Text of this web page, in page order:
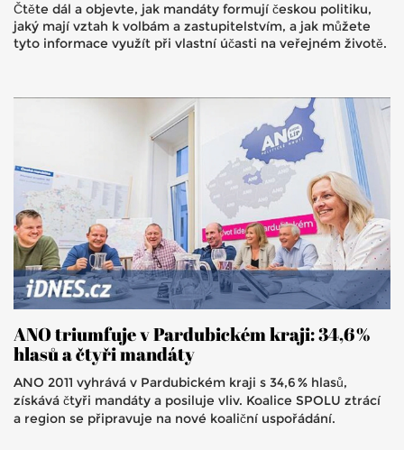
Čtěte dál a objevte, jak mandáty formují českou politiku,
jaký mají vztah k volbám a zastupitelstvím, a jak můžete
tyto informace využít při vlastní účasti na veřejném životě.
ANO triumfuje v Pardubickém kraji: 34,6 %
hlasů a čtyři mandáty
ANO 2011 vyhrává v Pardubickém kraji s 34,6 % hlasů,
získává čtyři mandáty a posiluje vliv. Koalice SPOLU ztrácí
a region se připravuje na nové koaliční uspořádání.